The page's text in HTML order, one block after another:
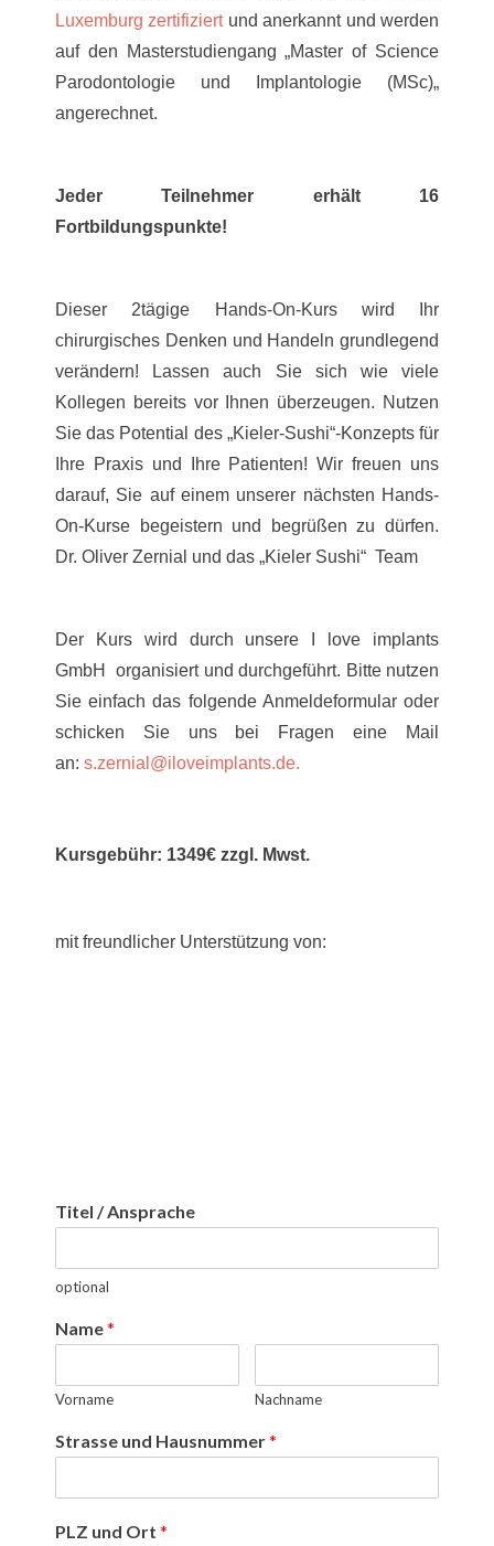
Luxemburg zertifiziertund anerkannt und werden
auf den Masterstudiengang „Master of Science
Parodontologie und Implantologie (MSc)„
angerechnet.
Jeder Teilnehmer erhält 16
Fortbildungspunkte!
Dieser 2tägige Hands-On-Kurs wird Ihr
chirurgisches Denken und Handeln grundlegend
verändern! Lassen auch Sie sich wie viele
Kollegen bereits vor Ihnen überzeugen. Nutzen
Sie das Potential des „Kieler-Sushi“-Konzepts für
Ihre Praxis und Ihre Patienten! Wir freuen uns
darauf, Sie auf einem unserer nächsten Hands-
On-Kurse begeistern und begrüßen zu dürfen.
Dr. Oliver Zernial und das „Kieler Sushi“ Team
Der Kurs wird durch unsere I love implants
GmbH organisiert und durchgeführt. Bitte nutzen
Sie einfach das folgende Anmeldeformular oder
schicken Sie uns bei Fragen eine Mail
an: s.zernial@iloveimplants.de.
Kursgebühr: 1349€ zzgl. Mwst.
mit freundlicher Unterstützung von:
Titel / Ansprache
optional
Name*
Vorname Nachname
Strasse und Hausnummer*
PLZ und Ort *